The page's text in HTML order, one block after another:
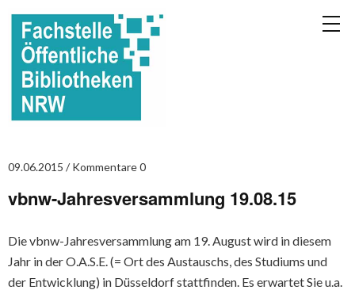
09.06.2015 Kommentare 0
vbnw-Jahresversammlung 19.08.15
Die vbnw-Jahresversammlung am 19. August wird in diesem
Jahr in der O.A.S.E. (= Ort des Austauschs, des Studiums und
der Entwicklung) in Düsseldorf stattfinden. Es erwartet Sie u.a.